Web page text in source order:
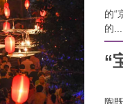
的“
的...
“